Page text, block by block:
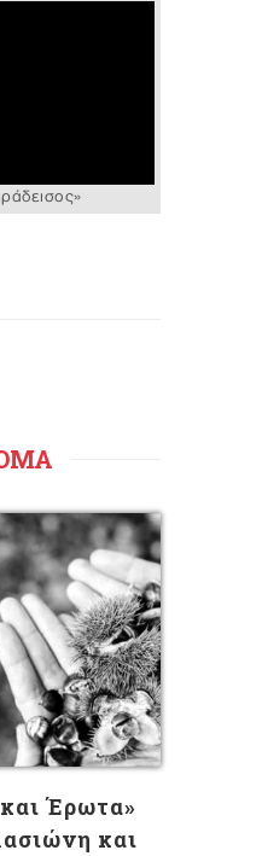
Έρωτα»
και